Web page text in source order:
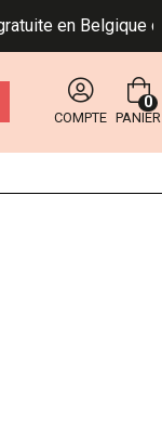
en Belgique
COMPTE PANIER
0